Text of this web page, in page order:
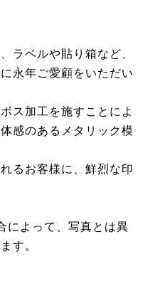
ラベルや貼り箱など、
永年ご愛顧をいただい
ス加工を施すことによ
感のあるメタリック模
るお客様に、鮮烈な印
によって、写真とは異
す。